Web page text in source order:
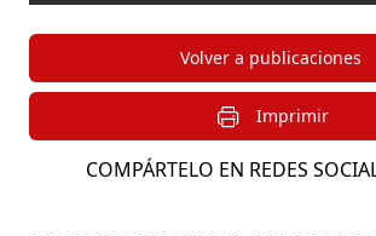
Volver a publicaciones
Imprimir
COMPÁRTELO EN REDES